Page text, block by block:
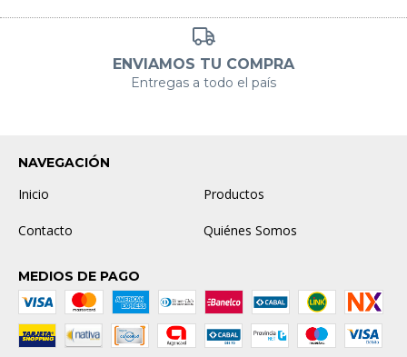
ENVIAMOS TU COMPRA
Entregas a todo el país
NAVEGACIÓN
Inicio Productos
Contacto Quiénes Somos
MEDIOS DE PAGO